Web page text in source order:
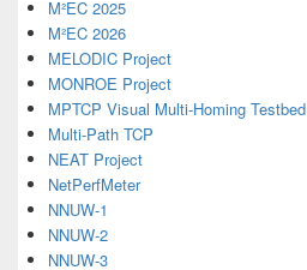
M²EC 2025
M²EC 2026
MELODIC Project
MONROE Project
MPTCP Visual Multi-Homing Testbed
Multi-Path TCP
NEAT Project
NetPerfMeter
NNUW-1
NNUW-2
NNUW-3